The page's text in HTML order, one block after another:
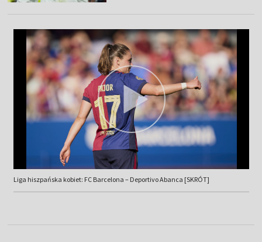
Liga hiszpańska kobiet: FC Barcelona – Deportivo Abanca [SKRÓT]